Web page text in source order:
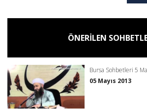
ÖNERİLEN
Bursa Sohbetleri 5
05 Mayıs 2013